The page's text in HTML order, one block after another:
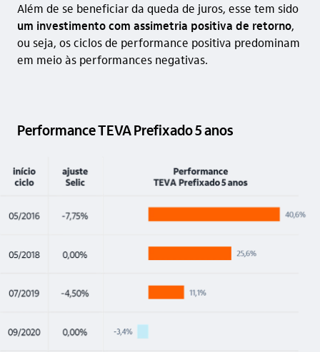
Além de se beneficiar da queda de juros, esse tem sido
um investimento com assimetria positiva de retorno,
ou seja, os ciclos de performance positiva predominam
em meio às performances negativas.
Performance TEVA Prefixado 5 anos